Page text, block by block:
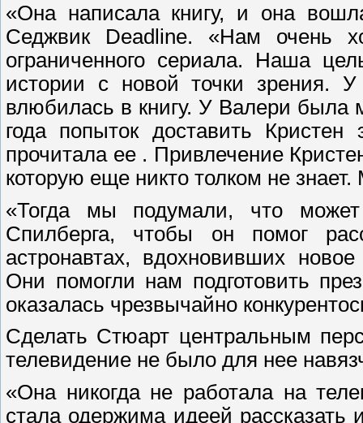
«Она написала книгу, и она
Седжвик Deadline. «Нам очень
ограниченного сериала. Наша
истории с новой точки зрения.
влюбилась в книгу. У Валери была
года попыток доставить Кристен
прочитала ее . Привлечение
которую еще никто толком не
«Тогда мы подумали, что
Спилберга, чтобы он помог
астронавтах, вдохновивших
Они помогли нам подготовить
оказалась чрезвычайно
Сделать Стюарт центральным
телевидение не было для нее
«Она никогда не работала на
стала одержима идеей